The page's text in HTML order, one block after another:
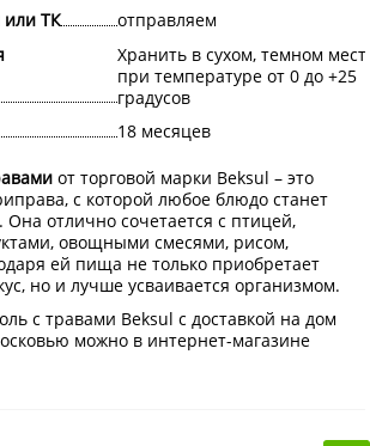
или ТК
отправляем
Хранить в сухом, темном
при температуре от 0 до +25
градусов
18 месяцев
от торговой марки Beksul – это
с которой любое блюдо станет
отлично сочетается с птицей,
овощными смесями, рисом,
ей пища не только приобретает
но и лучше усваивается организмом.
с травами Beksul с доставкой на дом
можно в интернет-магазине